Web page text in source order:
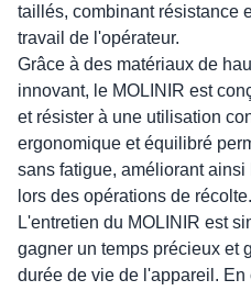
taillés, combinant résistance
travail de l'opérateur.
Grâce à des matériaux de
innovant, le MOLINIR est
et résister à une utilisation
ergonomique et équilibré
sans fatigue, améliorant
lors des opérations de récolte.
L'entretien du MOLINIR est
gagner un temps précieux et
durée de vie de l'appareil.